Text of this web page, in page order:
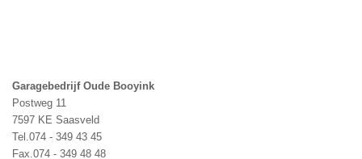
Garagebedrijf Oude Booyink
Postweg 11
7597 KE Saasveld
Tel.074 - 349 43 45
Fax.074 - 349 48 48